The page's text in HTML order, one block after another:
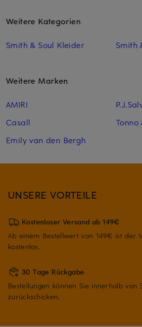
Weitere Kategorien
Smith & Soul Kleider Smith
Weitere Marken
AMIRI
Casall
Emily van den Bergh
Tonno
UNSERE VORTEILE
Kostenloser Versand ab 149€
Ab einem Bestellwert von 149€ ist der
kostenlos.
30 Tage Rückgabe
Bestellungen können Sie innerhalb von
zurückschicken.